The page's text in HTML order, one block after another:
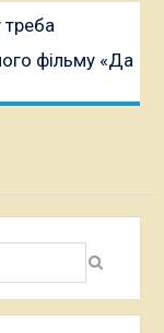
фільму «Да